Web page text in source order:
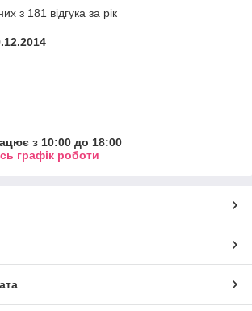
з 181 відгука за рік
з 10:00 до 18:00
графік роботи